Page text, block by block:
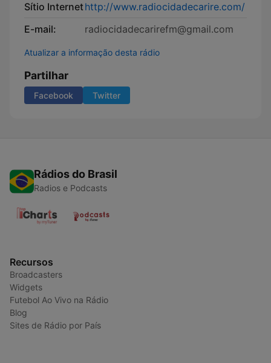
Sítio Internethttp://www.radiocidadecarire.com/
E-mail:
radiocidadecarirefm@gmail.com
Atualizar a informação desta rádio
Partilhar
Facebook Twitter
Rádios do Brasil
Radios e Podcasts
Recursos
Broadcasters
Widgets
Futebol Ao Vivo na Rádio
Blog
Sites de Rádio por País